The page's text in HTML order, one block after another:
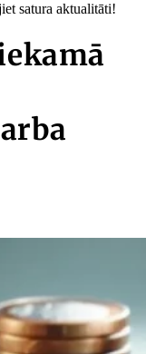
satura aktualitāti!